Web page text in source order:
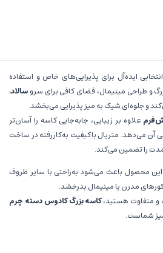
انتخابی ایده‌آل برای پذیرایی‌های خاص و استفاده
و طراحی مینیمال، فضای کافی برای سروسالاد،
و جلوه‌ای شیک به میز پذیرایی می‌بخشد.
علاوه بر زیبایی، جابه‌جایی کاسه را آسان‌تر
آن می‌دهد. متریال باکیفیت به‌کاررفته در ساخت
را تضمین می‌کند.
محصول باعث می‌شود به‌راحتی با سایر ظروف
مدرن یا مینیمال بدرخشد.
و متفاوت هستید،کاسه بزرگ کادوس دسته چرم
میز شماست.